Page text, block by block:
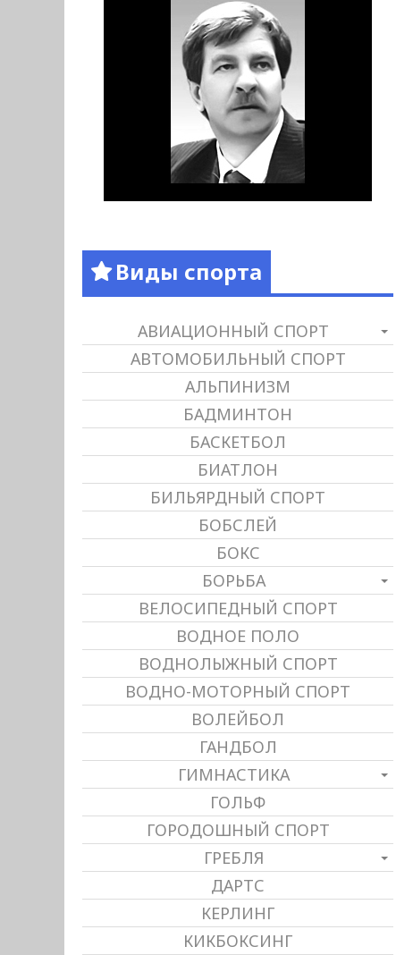
Виды спорта
АВИАЦИОННЫЙ СПОРТ
АВТОМОБИЛЬНЫЙ СПОРТ
АЛЬПИНИЗМ
БАДМИНТОН
БАСКЕТБОЛ
БИАТЛОН
БИЛЬЯРДНЫЙ СПОРТ
БОБСЛЕЙ
БОКС
БОРЬБА
ВЕЛОСИПЕДНЫЙ СПОРТ
ВОДНОЕ ПОЛО
ВОДНОЛЫЖНЫЙ СПОРТ
ВОДНО-МОТОРНЫЙ СПОРТ
ВОЛЕЙБОЛ
ГАНДБОЛ
ГИМНАСТИКА
ГОЛЬФ
ГОРОДОШНЫЙ СПОРТ
ГРЕБЛЯ
ДАРТС
КЕРЛИНГ
КИКБОКСИНГ